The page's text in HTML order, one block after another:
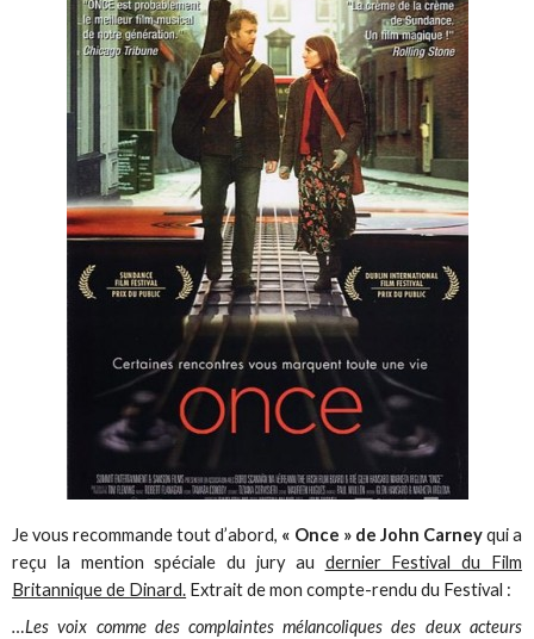
Je vous recommande tout d’abord, « Once » de John Carneyqui a
reçu la mention spéciale du jury au dernier Festival du Film
Britannique de Dinard. Extrait de mon compte-rendu du Festival :
…Les voix comme des complaintes mélancoliques des deux acteurs